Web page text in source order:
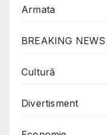
Armata
BREAKING NEWS
Cultură
Divertisment